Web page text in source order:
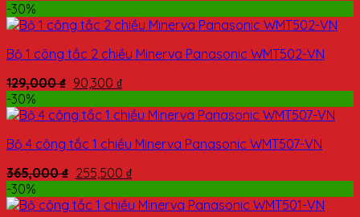
-30%
Bộ 1 công tắc 2 chiều Minerva Panasonic WMT502-VN
129,000₫ 90,300 ₫
-30%
Bộ 4 công tắc 1 chiều Minerva Panasonic WMT507-VN
365,000₫ 255,500 ₫
-30%